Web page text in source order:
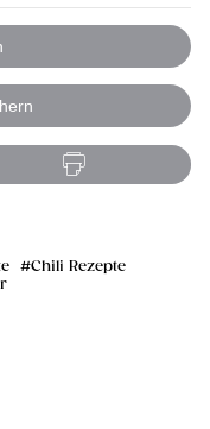
Chili Rezepte